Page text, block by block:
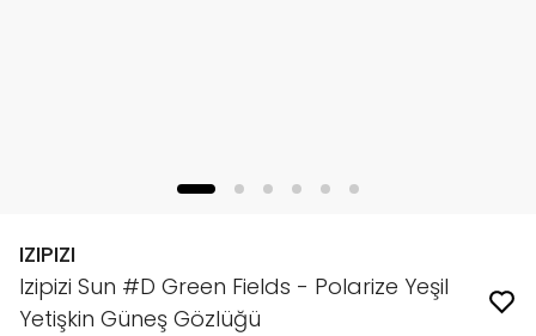
IZIPIZI
Izipizi Sun #D Green Fields - Polarize Yeşil
Yetişkin Güneş Gözlüğü